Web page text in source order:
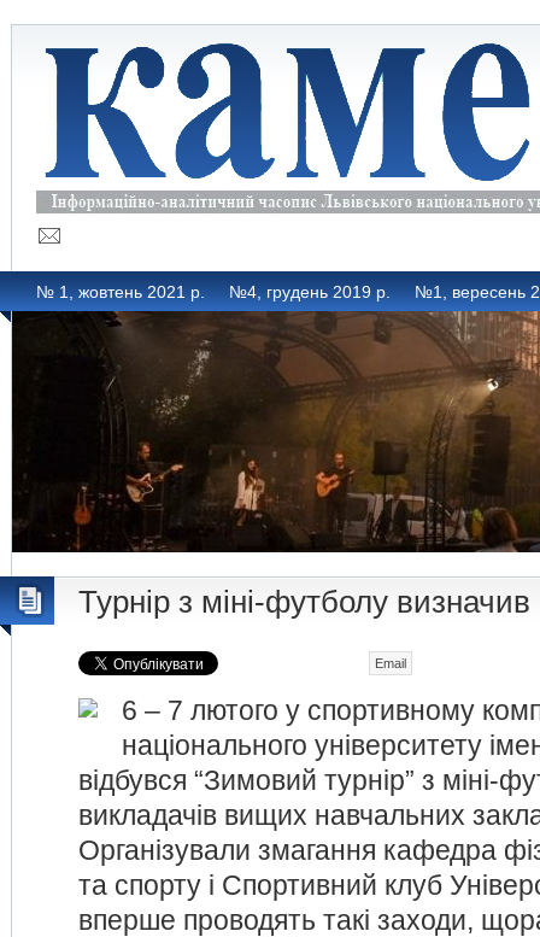
№ 1, жовтень 2021 р. №4, грудень 2019 р. №1, вересень
Турнір з міні-футболу
Email
6 – 7 лютого у спортивному
національного університету
відбувся “Зимовий турнір” з міні-
викладачів вищих навчальних
Організували змагання кафедра
та спорту і Спортивний клуб
вперше проводять такі заходи,